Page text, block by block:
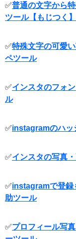
✅普通の文字から
ツール【もじつく】
✅特殊文字の可愛
ペツール
✅インスタのフォ
ル
✅instagramのハッ
✅インスタの写真
✅instagramで登録
助ツール
✅プロフィール写